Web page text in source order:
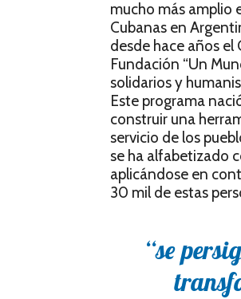
mucho más amplio
Cubanas en
desde hace años el
Fundación “Un
solidarios y
Este programa
construir una
servicio de los
se ha alfabetizado
aplicándose en
30 mil de estas
“se